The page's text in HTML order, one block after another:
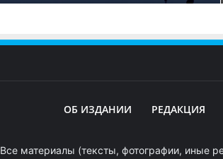
ОБ ИЗДАНИИ РЕДАКЦИЯ
Все материалы (тексты, фотографии, иные